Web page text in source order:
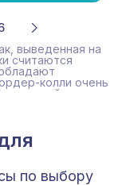
выведенная на
считаются
колли очень
и
и отлично
и искать
хорошо
образа
по выбору